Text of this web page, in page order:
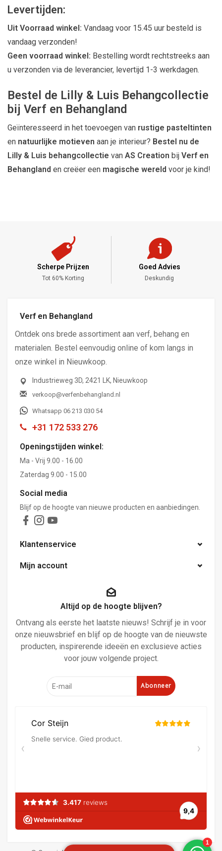
Levertijden:
Uit Voorraad winkel: Vandaag voor 15.45 uur besteld is
vandaag verzonden!
Geen voorraad winkel: Bestelling wordt rechtstreeks aan
u verzonden via de leverancier, levertijd 1-3 werkdagen.
Bestel de Lilly & Luis Behangcollectie
bij Verf en Behangland
Geïnteresseerd in het toevoegen van rustige pasteltinten
en natuurlijke motieven aan je interieur? Bestel nu de
Lilly & Luis behangcollectie van AS Creation bij Verf en
Behangland en creëer een magische wereld voor je kind!
Scherpe Prijzen
Tot 60% Korting
Goed Advies
Deskundig
Verf en Behangland
Ontdek ons brede assortiment aan verf, behang en
materialen. Bestel eenvoudig online of kom langs in
onze winkel in Nieuwkoop.
Industrieweg 3D, 2421 LK, Nieuwkoop
verkoop@verfenbehangland.nl
Whatsapp 06 213 030 54
+31 172 533 276
Openingstijden winkel:
Ma - Vrij 9.00 - 16.00
Zaterdag 9.00 - 15.00
Social media
Blijf op de hoogte van nieuwe producten en aanbiedingen.
Klantenservice
Mijn account
Altijd op de hoogte blijven?
Ontvang als eerste het laatste nieuws! Schrijf je in voor
onze nieuwsbrief en blijf op de hoogte van de nieuwste
producten, inspirerende ideeën en exclusieve acties
voor jouw volgende project.
Abonneer